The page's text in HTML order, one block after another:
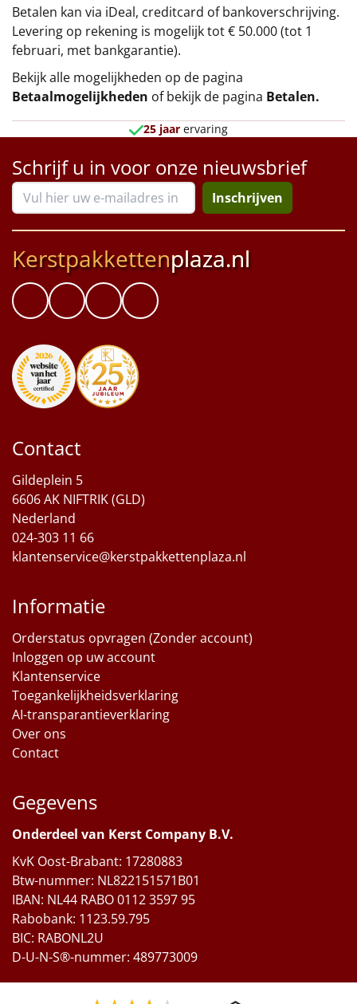
Betalen kan via iDeal, creditcard of bankoverschrijving.
Levering op rekening is mogelijk tot € 50.000 (tot 1
februari, met bankgarantie).
Bekijk alle mogelijkheden op de pagina
Betaalmogelijkheden of bekijk de pagina Betalen.
25 jaar ervaring
Schrijf u in voor onze nieuwsbrief
Inschrijven
Kerstpakkettenplaza.nl
Contact
Gildeplein 5
6606 AK NIFTRIK (GLD)
Nederland
024-303 11 66
klantenservice@kerstpakkettenplaza.nl
Informatie
Orderstatus opvragen (Zonder account)
Inloggen op uw account
Klantenservice
Toegankelijkheidsverklaring
AI-transparantieverklaring
Over ons
Contact
Gegevens
Onderdeel van Kerst Company B.V.
KvK Oost-Brabant: 17280883
Btw-nummer: NL822151571B01
IBAN: NL44 RABO 0112 3597 95
Rabobank: 1123.59.795
BIC: RABONL2U
D-U-N-S®-nummer: 489773009